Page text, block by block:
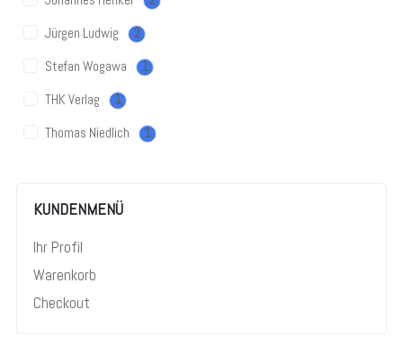
Jürgen Ludwig 2
Stefan Wogawa 1
THK Verlag 1
Thomas Niedlich 1
KUNDENMENÜ
Ihr Profil
Warenkorb
Checkout